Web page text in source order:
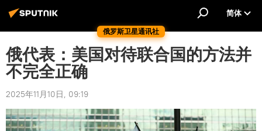
俄罗斯卫星通讯社
简体
俄代表：美国对待联合国的方法并
不完全正确
2025年11月10日, 09:19